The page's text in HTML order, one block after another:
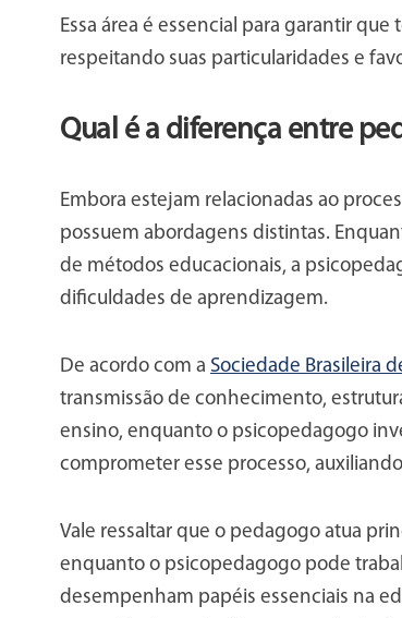
Essa área é essencial para garantir
respeitando suas particularidades e
Qual é a diferença entre
Embora estejam relacionadas ao
possuem abordagens distintas.
de métodos educacionais, a
dificuldades de aprendizagem.
De acordo com a Sociedade Brasileira
transmissão de conhecimento,
ensino, enquanto o psicopedagogo
comprometer esse processo,
Vale ressaltar que o pedagogo atua
enquanto o psicopedagogo pode
desempenham papéis essenciais na